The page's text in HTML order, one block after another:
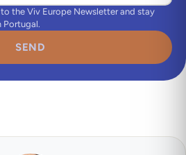
the Viv Europe Newsletter and stay
SEND